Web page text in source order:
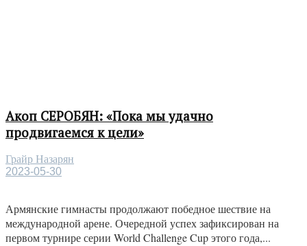
Акоп СЕРОБЯН: «Пока мы удачно
продвигаемся к цели»
Грайр Назарян
2023-05-30
Армянские гимнасты продолжают победное шествие на
международной арене. Очередной успех зафиксирован на
первом турнире серии World Challenge Cup этого года,...